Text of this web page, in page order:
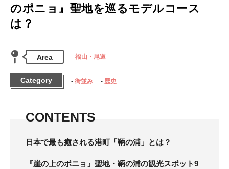
のポニョ』聖地を巡るモデルコース
は？
Area 福山・尾道
Category 街並み 歴史
CONTENTS
日本で最も癒される港町「鞆の浦」とは？
『崖の上のポニョ』聖地・鞆の浦の観光スポット9